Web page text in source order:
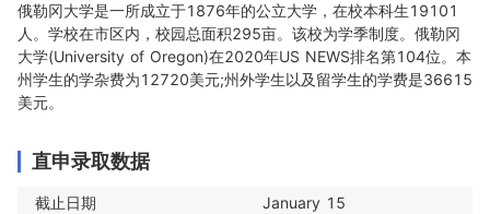
俄勒冈大学是一所成立于1876年的公立大学，在校本科生19101
人。学校在市区内，校园总面积295亩。该校为学季制度。俄勒冈
大学(University of Oregon)在2020年US NEWS排名第104位。本
州学生的学杂费为12720美元;州外学生以及留学生的学费是36615
美元。
直申录取数据
截止日期
January 15